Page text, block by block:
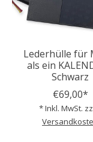
Lederhülle für
als ein
Schwarz
€69,00*
* Inkl. MwSt.